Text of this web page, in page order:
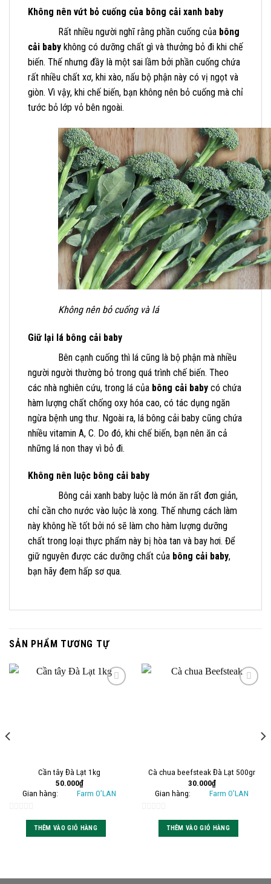
Không nên vứt bỏ cuống của bông cải xanh baby
Rất nhiều người nghĩ rằng phần cuống của bông
cải baby không có dưỡng chất gì và thưởng bỏ đi khi chế
biến. Thế nhưng đầy là một sai lầm bởi phần cuống chứa
rất nhiều chất xơ, khi xào, nấu bộ phận này có vị ngọt và
giòn. Vì vậy, khi chế biến, bạn không nên bỏ cuống mà chỉ
tước bỏ lớp vỏ bên ngoài.
Không nên bỏ cuống và lá
Giữ lại lá bông cải baby
Bên cạnh cuống thì lá cũng là bộ phận mà nhiều
người người thường bỏ trong quá trình chế biến. Theo
các nhà nghiên cứu, trong lá của bông cải baby có chứa
hàm lượng chất chống oxy hóa cao, có tác dụng ngăn
ngừa bệnh ung thư. Ngoài ra, lá bông cải baby cũng chứa
nhiều vitamin A, C. Do đó, khi chế biến, bạn nên ăn cả
những lá non thay vì bỏ đi.
Không nên luộc bông cải baby
Bông cải xanh baby luộc là món ăn rất đơn giản,
chỉ cần cho nước vào luộc là xong. Thế nhưng cách làm
này không hề tốt bởi nó sẽ làm cho hàm lượng dưỡng
chất trong loại thực phẩm này bị hòa tan và bay hơi. Để
giữ nguyên được các dưỡng chất của bông cải baby,
bạn hãy đem hấp sơ qua.
SẢN PHẨM TƯƠNG TỰ
Cần tây Đà Lạt 1kg
50.000₫
Gian hàng:
Farm O’LAN
THÊM VÀO GIỎ HÀNG
Cà chua beefsteak Đà Lạt 500gr
30.000₫
Gian hàng:
Farm O’LAN
THÊM VÀO GIỎ HÀNG